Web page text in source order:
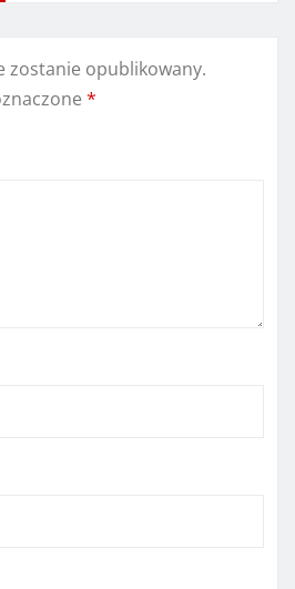
zostanie opublikowany.
*